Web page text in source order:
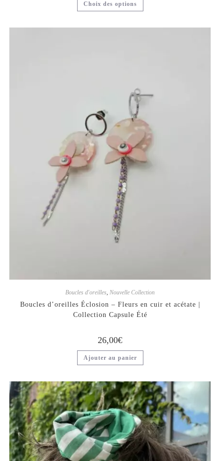
Choix des options
Boucles d'oreilles, Nouvelle Collection
Boucles d’oreilles Éclosion – Fleurs en cuir et acétate |
Collection Capsule Été
26,00€
Ajouter au panier